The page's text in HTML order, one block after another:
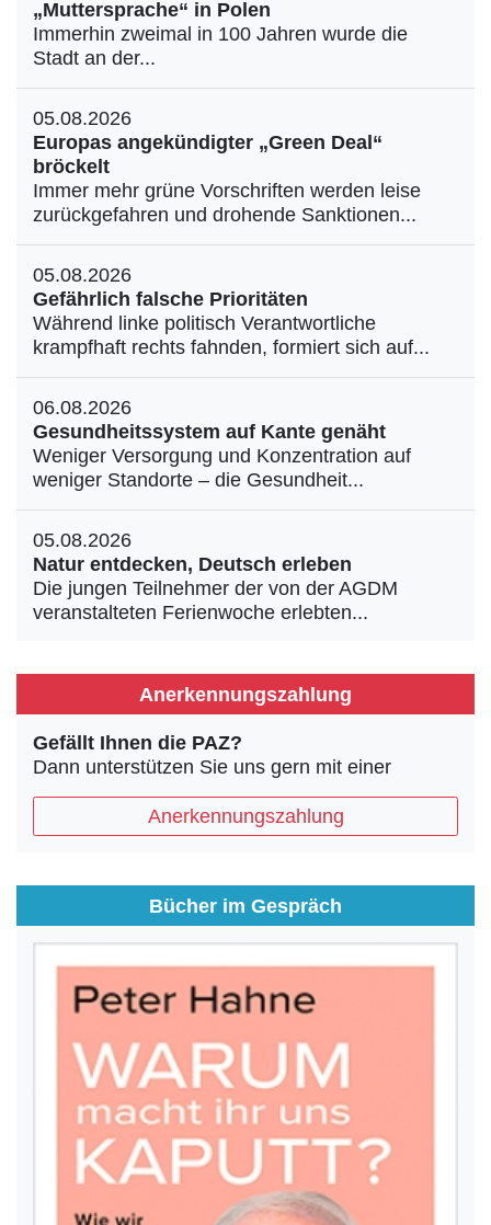
„Muttersprache“ in Polen
Immerhin zweimal in 100 Jahren wurde die
Stadt an der...
05.08.2026
Europas angekündigter „Green Deal“
bröckelt
Immer mehr grüne Vorschriften werden leise
zurückgefahren und drohende Sanktionen...
05.08.2026
Gefährlich falsche Prioritäten
Während linke politisch Verantwortliche
krampfhaft rechts fahnden, formiert sich auf...
06.08.2026
Gesundheitssystem auf Kante genäht
Weniger Versorgung und Konzentration auf
weniger Standorte – die Gesundheit...
05.08.2026
Natur entdecken, Deutsch erleben
Die jungen Teilnehmer der von der AGDM
veranstalteten Ferienwoche erlebten...
Anerkennungszahlung
Gefällt Ihnen die PAZ?
Dann unterstützen Sie uns gern mit einer
Anerkennungszahlung
Bücher im Gespräch